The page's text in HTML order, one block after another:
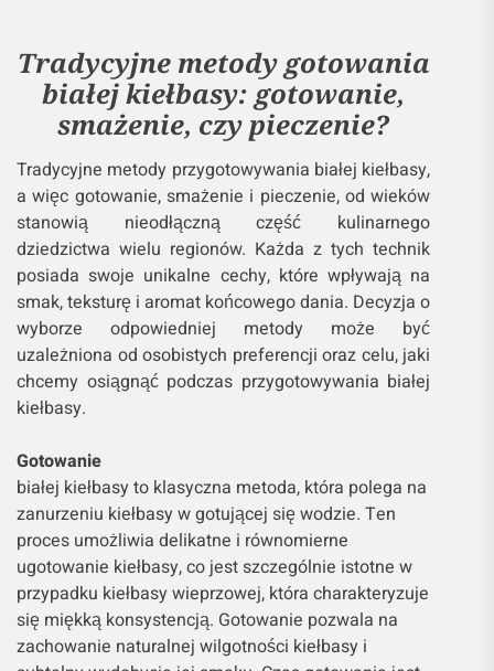
Tradycyjne metody gotowania
białej kiełbasy: gotowanie,
smażenie, czy pieczenie?
Tradycyjne metody przygotowywania białej kiełbasy,
a więc gotowanie, smażenie i pieczenie, od wieków
stanowią nieodłączną część kulinarnego
dziedzictwa wielu regionów. Każda z tych technik
posiada swoje unikalne cechy, które wpływają na
smak, teksturę i aromat końcowego dania. Decyzja o
wyborze odpowiedniej metody może być
uzależniona od osobistych preferencji oraz celu, jaki
chcemy osiągnąć podczas przygotowywania białej
kiełbasy.
Gotowanie
białej kiełbasy to klasyczna metoda, która polega na
zanurzeniu kiełbasy w gotującej się wodzie. Ten
proces umożliwia delikatne i równomierne
ugotowanie kiełbasy, co jest szczególnie istotne w
przypadku kiełbasy wieprzowej, która charakteryzuje
się miękką konsystencją. Gotowanie pozwala na
zachowanie naturalnej wilgotności kiełbasy i